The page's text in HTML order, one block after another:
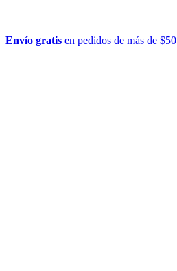
Envío gratis en pedidos de más de $50